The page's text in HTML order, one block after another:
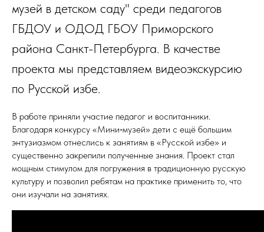
музей в детском саду" среди педагогов
ГБДОУ и ОДОД ГБОУ Приморского
района Санкт-Петербурга. В качестве
проекта мы представляем видеоэкскурсию
по Русской избе.
В работе приняли участие педагог и воспитанники.
Благодаря конкурсу «Мини‑музей» дети с ещё большим
энтузиазмом отнеслись к занятиям в «Русской избе» и
существенно закрепили полученные знания. Проект стал
мощным стимулом для погружения в традиционную русскую
культуру и позволил ребятам на практике применить то, что
они изучали на занятиях.